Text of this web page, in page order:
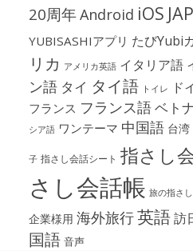
20周年Android iOS
YUBISASHIアプリ たびYubi
リカ アメリカ英語 イタリア語
ン語 タイ タイ語 トイレ ド
フランス フランス語ベト
シア語 ワンテーマ 中国語 台湾
子 指さし会話シート 指さし
さし会話帳 旅の指さ
企業様用 海外旅行英語訪
国語 音声